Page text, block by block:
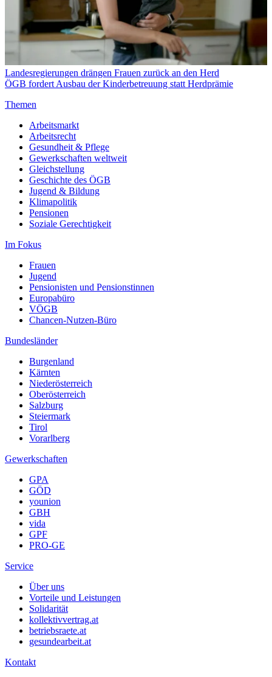
Landesregierungen drängen Frauen zurück an den Herd
ÖGB fordert Ausbau der Kinderbetreuung statt Herdprämie
Themen
Arbeitsmarkt
Arbeitsrecht
Gesundheit & Pflege
Gewerkschaften weltweit
Gleichstellung
Geschichte des ÖGB
Jugend & Bildung
Klimapolitik
Pensionen
Soziale Gerechtigkeit
Im Fokus
Frauen
Jugend
Pensionisten und Pensionstinnen
Europabüro
VÖGB
Chancen-Nutzen-Büro
Bundesländer
Burgenland
Kärnten
Niederösterreich
Oberösterreich
Salzburg
Steiermark
Tirol
Vorarlberg
Gewerkschaften
GPA
GÖD
younion
GBH
vida
GPF
PRO-GE
Service
Über uns
Vorteile und Leistungen
Solidarität
kollektivvertrag.at
betriebsraete.at
gesundearbeit.at
Kontakt